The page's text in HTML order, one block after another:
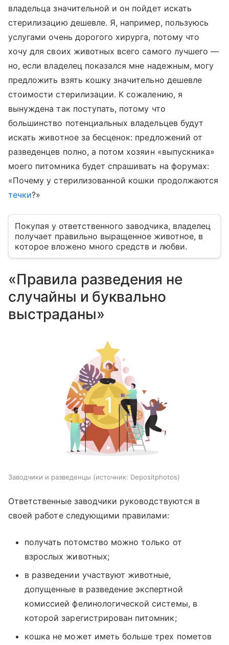
владельца значительной и он пойдет искать
стерилизацию дешевле. Я, например, пользуюсь
услугами очень дорогого хирурга, потому что
хочу для своих животных всего самого лучшего —
но, если владелец показался мне надежным, могу
предложить взять кошку значительно дешевле
стоимости стерилизации. К сожалению, я
вынуждена так поступать, потому что
большинство потенциальных владельцев будут
искать животное за бесценок: предложений от
разведенцев полно, а потом хозяин «выпускника»
моего питомника будет спрашивать на форумах:
«Почему у стерилизованной кошки продолжаются
течки?»
Покупая у ответственного заводчика, владелец
получает правильно выращенное животное, в
которое вложено много средств и любви.
«Правила разведения не
случайны и буквально
выстраданы»
Заводчики и разведенцы источник: Depositphotos
Ответственные заводчики руководствуются в
своей работе следующими правилами:
получать потомство можно только от
взрослых животных;
в разведении участвуют животные,
допущенные в разведение экспертной
комиссией фелинологической системы, в
которой зарегистрирован питомник;
кошка не может иметь больше трех пометов